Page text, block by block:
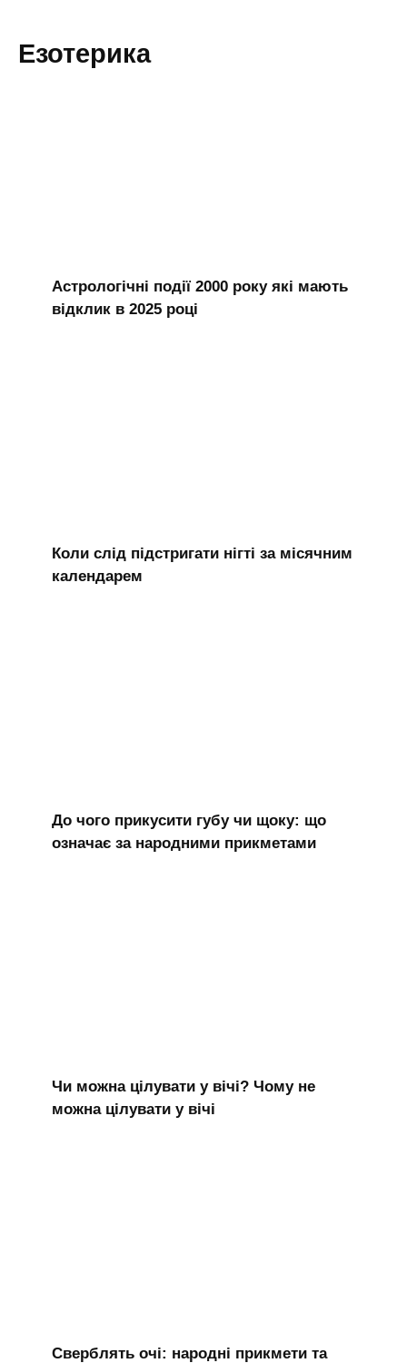
Езотерика
Астрологічні події 2000 року які мають
відклик в 2025 році
Коли слід підстригати нігті за місячним
календарем
До чого прикусити губу чи щоку: що
означає за народними прикметами
Чи можна цілувати у вічі? Чому не
можна цілувати у вічі
Сверблять очі: народні прикмети та